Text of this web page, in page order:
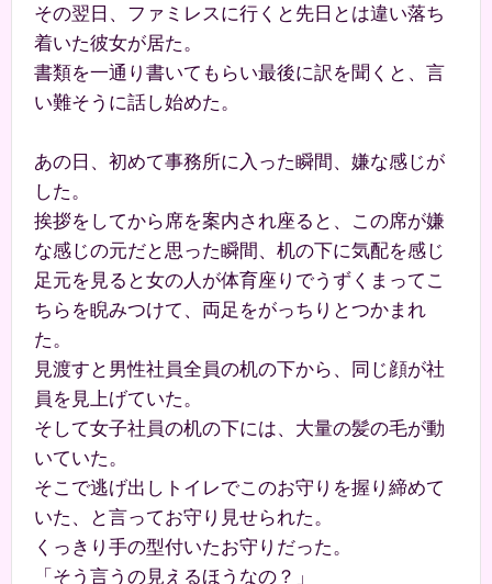
その翌日、ファミレスに行くと先日とは違い落ち
着いた彼女が居た。
書類を一通り書いてもらい最後に訳を聞くと、言
い難そうに話し始めた。
あの日、初めて事務所に入った瞬間、嫌な感じが
した。
挨拶をしてから席を案内され座ると、この席が嫌
な感じの元だと思った瞬間、机の下に気配を感じ
足元を見ると女の人が体育座りでうずくまってこ
ちらを睨みつけて、両足をがっちりとつかまれ
た。
見渡すと男性社員全員の机の下から、同じ顔が社
員を見上げていた。
そして女子社員の机の下には、大量の髪の毛が動
いていた。
そこで逃げ出しトイレでこのお守りを握り締めて
いた、と言ってお守り見せられた。
くっきり手の型付いたお守りだった。
「そう言うの見えるほうなの？」